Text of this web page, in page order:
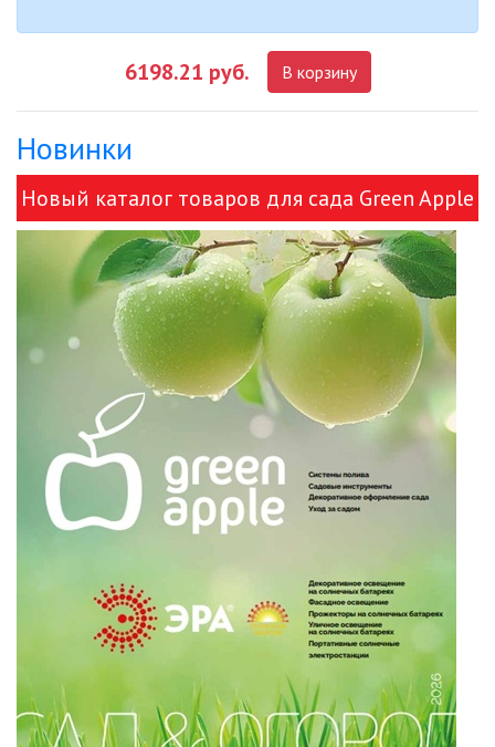
ДЕКОРАТИВНЫЕ СВЕТИЛЬНИКИ
ИЗОЛЯЦИОННАЯ ЛЕНТА
ИНФРАКРАСНЫЕ ЛАМПЫ
ИСТОЧНИКИ СВЕТА
КАБЕЛЕНЕСУЩИЕ СИСТЕМЫ
КАБЕЛЬ
КЛЕЙКИЕ ЛЕНТЫ
ЛИНЕЙНЫЕ СВЕТОДИОДНЫЕ
СВЕТИЛЬНИКИ
ЛЮСТРЫ
МОДУЛЬНЫЕ СИСТЕМЫ
6198.21 руб. В корзину
Новинки
Новый каталог товаров для сада Green Apple
и ЭРА!